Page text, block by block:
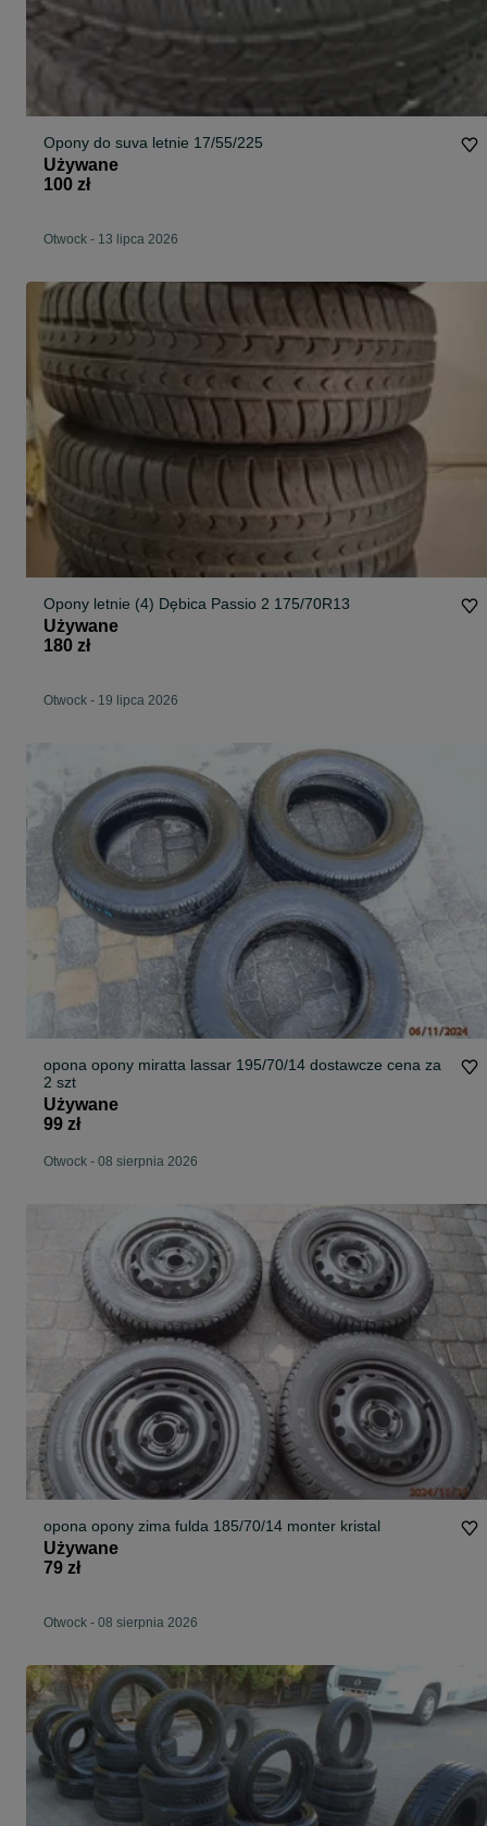
Opony do suva letnie 17/55/225
Używane
100 zł
Otwock - 13 lipca 2026
Opony letnie (4) Dębica Passio 2 175/70R13
Używane
180 zł
Otwock - 19 lipca 2026
opona opony miratta lassar 195/70/14 dostawcze cena za
2 szt
Używane
99 zł
Otwock - 08 sierpnia 2026
opona opony zima fulda 185/70/14 monter kristal
Używane
79 zł
Otwock - 08 sierpnia 2026